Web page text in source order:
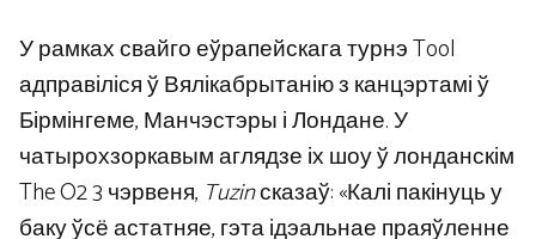
У рамках свайго еўрапейскага турнэ Tool
адправіліся ў Вялікабрытанію з канцэртамі ў
Бірмінгеме, Манчэстэры і Лондане. У
чатырохзоркавым аглядзе іх шоу ў лонданскім
The O2 3 чэрвеня, Tuzinсказаў: «Калі пакінуць у
баку ўсё астатняе, гэта ідэальнае праяўленне